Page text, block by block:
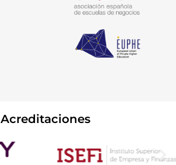
Acreditaciones